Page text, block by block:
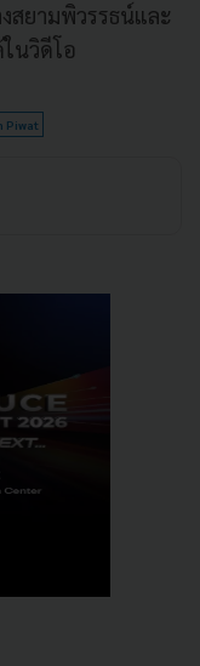
สยามพิวรรธน์และ
นวิดีโอ
Piwat